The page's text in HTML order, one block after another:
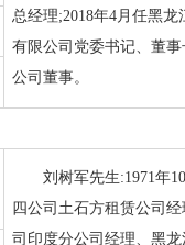
总经理;2018年4月任黑
有限公司党委书记、董
公司董事。
刘树军先生:1971年
四公司土石方租赁公司
司印度分公司经理、黑